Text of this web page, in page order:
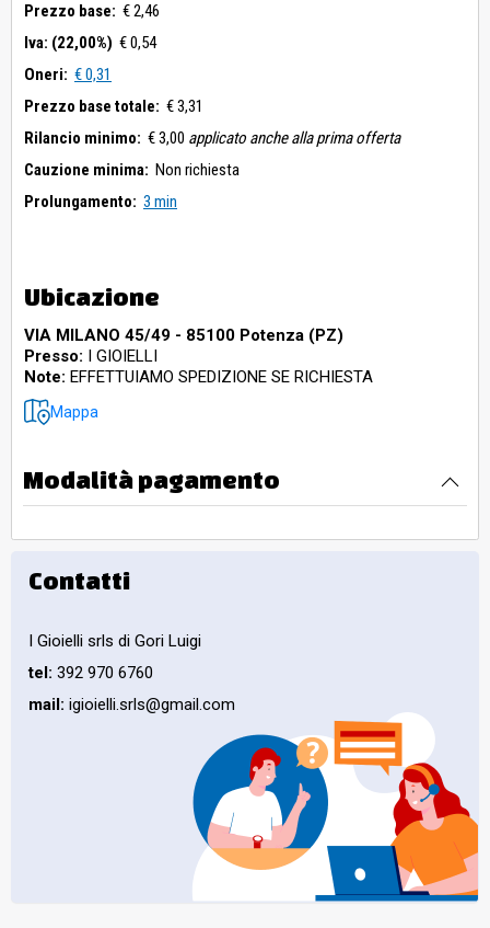
Prezzo base: € 2,46
Iva: (22,00%) € 0,54
Oneri: € 0,31
Prezzo base totale: € 3,31
Rilancio minimo: € 3,00 applicato anche alla prima offerta
Cauzione minima: Non richiesta
Prolungamento: 3 min
Ubicazione
VIA MILANO 45/49 - 85100 Potenza (PZ)
Presso: I GIOIELLI
Note: EFFETTUIAMO SPEDIZIONE SE RICHIESTA
Mappa
Modalità pagamento
Contatti
I Gioielli srls di Gori Luigi
tel: 392 970 6760
mail: igioielli.srls@gmail.com